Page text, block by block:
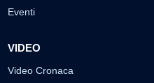
Eventi
VIDEO
Video Cronaca